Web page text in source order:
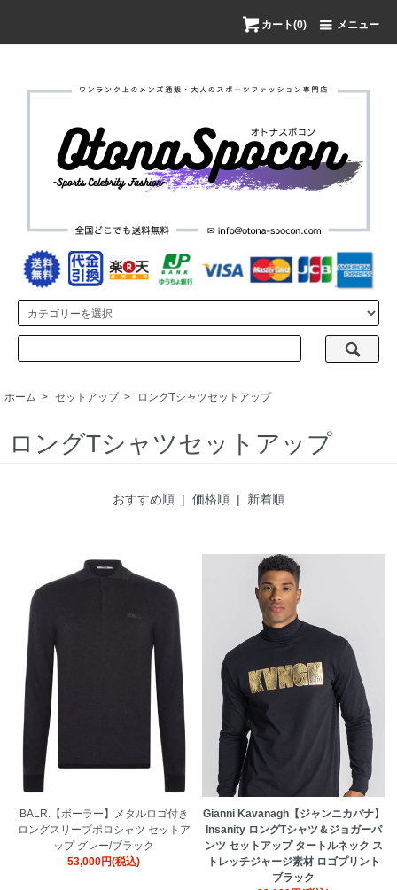
カート(0) メニュー
ホーム > セットアップ > ロングTシャツセットアップ
ロングTシャツセットアップ
おすすめ順 | 価格順 | 新着順
BALR.【ボーラー】メタルロゴ付き
ロングスリーブポロシャツ セットア
ップ グレー/ブラック
53,000円(税込)
Gianni Kavanagh【ジャンニカバナ】
Insanity ロングTシャツ＆ジョガーパ
ンツ セットアップ タートルネック ス
トレッチジャージ素材 ロゴプリント
ブラック